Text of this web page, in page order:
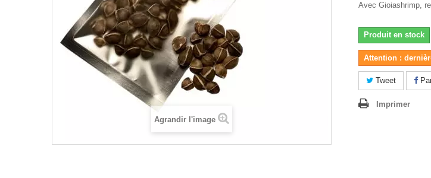
Agrandir l'image
Avec Gioiashrimp,
Produit en stock
Attention :
Tweet
Imprimer